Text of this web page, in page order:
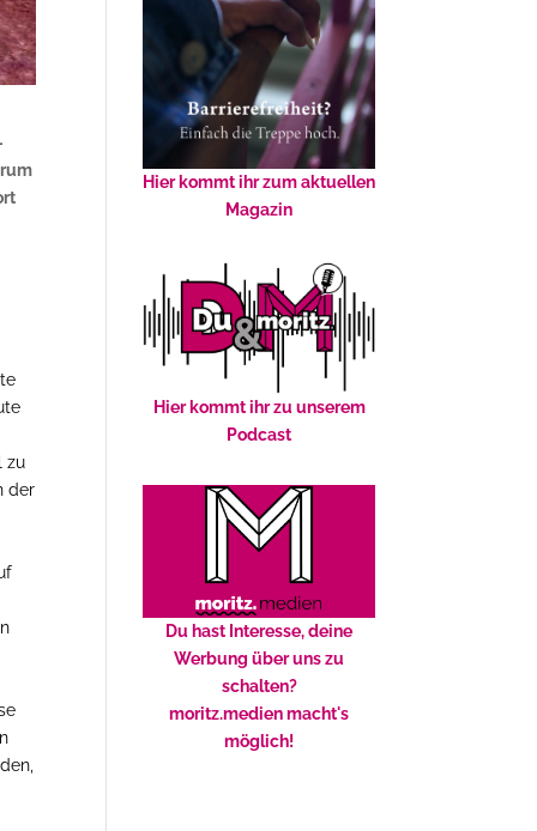
zu
der
Hier kommt ihr zum aktuellen
Magazin
Hier kommt ihr zu unserem
Podcast
Du hast Interesse, deine
Werbung über uns zu
schalten?
moritz.medien macht's
möglich!